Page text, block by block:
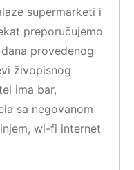
supermarketi i
preporučujemo
provedenog
živopisnog
ima bar,
sa negovanom
wi-fi internet